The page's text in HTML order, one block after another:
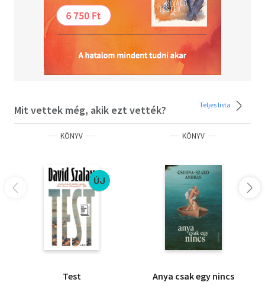
Mit vettek még, akik ezt vették? Teljes lista
KÖNYV
ÚJ
Test
KÖNYV
Anya csak egy nincs